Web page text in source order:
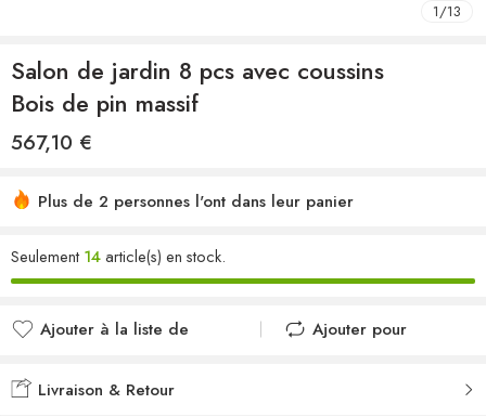
1/13
Salon de jardin 8 pcs avec coussins
Bois de pin massif
567,10 €
Plus de 2 personnes l'ont dans leur panier
Seulement 14article(s) en stock.
Ajouter à la liste de
Ajouté à la liste de
Ajouter pour
Livraison & Retour